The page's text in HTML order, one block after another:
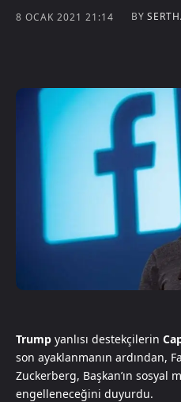
8 OCAK 2021 21:14 BY
Trump yanlısı destekçilerin
son ayaklanmanın ardından,
Zuckerberg, Başkan’ın sosyal
engelleneceğini duyurdu.